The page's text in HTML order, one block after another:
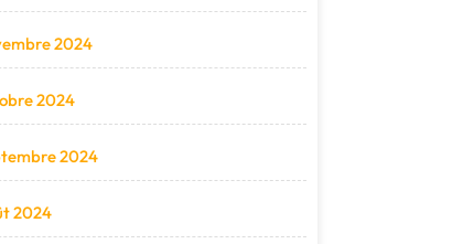
2024
2024
2024
2024